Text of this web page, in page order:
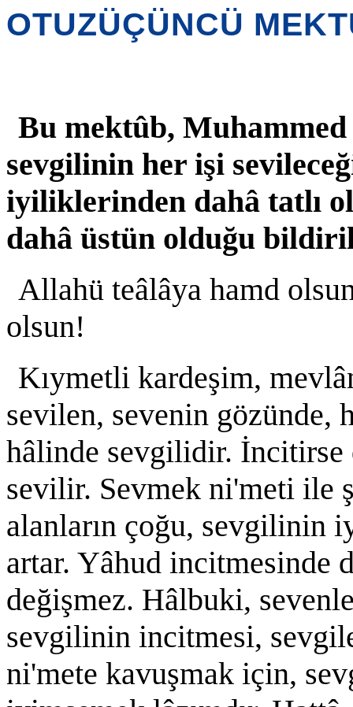
OTUZÜÇÜNCÜ
Bu mektûb, Muhammed
sevgilinin her işi
iyiliklerinden dahâ tatlı
dahâ üstün olduğu
Allahü teâlâya hamd
olsun!
Kıymetli kardeşim,
sevilen, sevenin gözünde,
hâlinde sevgilidir.
sevilir. Sevmek ni'meti ile
alanların çoğu, sevgilinin
artar. Yâhud incitmesinde
değişmez. Hâlbuki,
sevgilinin incitmesi,
ni'mete kavuşmak için,